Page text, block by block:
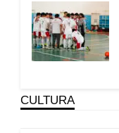
CULTURA